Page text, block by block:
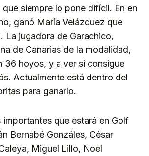
siempre lo pone difícil. En en
ganó María Velázquez que
La jugadora de Garachico,
de Canarias de la modalidad,
36 hoyos, y a ver si consigue
Actualmente está dentro del
para ganarlo.
importantes que estará en Golf
Bernabé Gonzáles, César
Miguel Lillo, Noel